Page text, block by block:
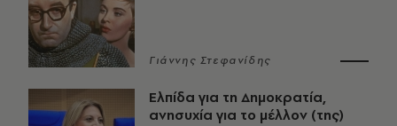
Γιάννης Στεφανίδης
Ελπίδα για τη Δημοκρατία,
ανησυχία για το μέλλον (της)